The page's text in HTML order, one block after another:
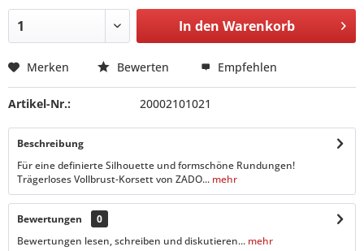
In den Warenkorb
Merken Bewerten Empfehlen
Artikel-Nr.: 20002101021
Beschreibung
Für eine definierte Silhouette und formschöne Rundungen!
Trägerloses Vollbrust-Korsett von ZADO... mehr
Bewertungen
0
Bewertungen lesen, schreiben und diskutieren... mehr